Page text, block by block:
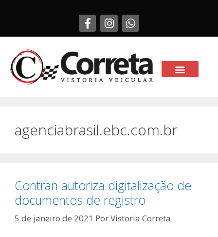
agenciabrasil.ebc.com.br
Contran autoriza digitalização de
documentos de registro
5 de janeiro de 2021 PorVistoria Correta